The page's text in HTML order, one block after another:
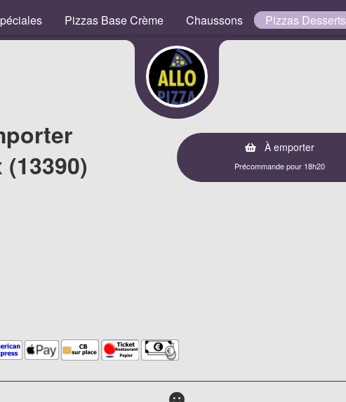
Pizzas Base Crème Chaussons Pizzas Desserts
À emporter
Précommande pour 18h20